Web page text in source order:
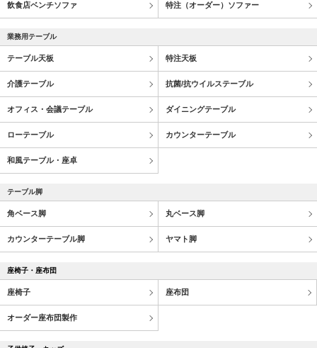
飲食店ベンチソファ 特注（オーダー）ソファー
業務用テーブル
テーブル天板 特注天板
介護テーブル 抗菌/抗ウイルステーブル
オフィス・会議テーブル ダイニングテーブル
ローテーブル カウンターテーブル
和風テーブル・座卓
テーブル脚
角ベース脚 丸ベース脚
カウンターテーブル脚 ヤマト脚
座椅子・座布団
座椅子 座布団
オーダー座布団製作